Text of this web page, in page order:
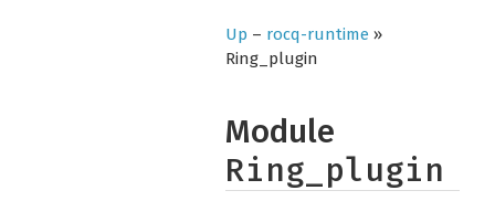
Up – rocq-runtime»
Ring_plugin
Module
Ring_plugin